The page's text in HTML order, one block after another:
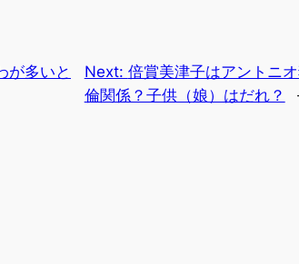
が多いと
Next: 倍賞美津子はアントニ
倫関係？子供（娘）はだれ？